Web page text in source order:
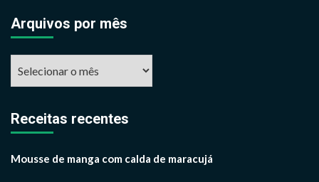
Arquivos por mês
Receitas recentes
Mousse de manga com calda de maracujá